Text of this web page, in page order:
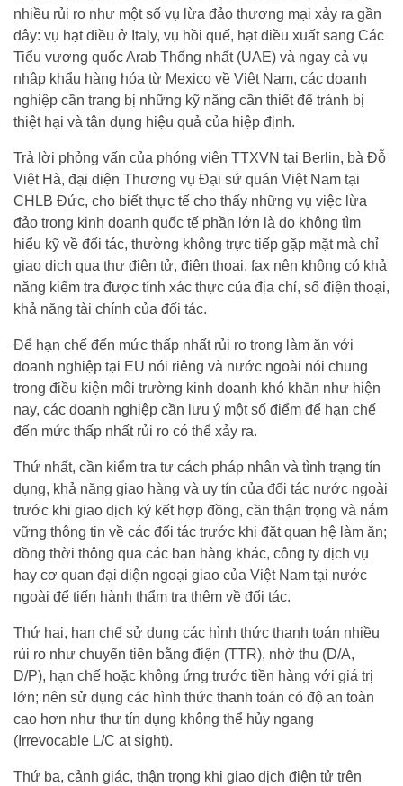
nhiều rủi ro như một số vụ lừa đảo thương mại xảy ra gần
đây: vụ hạt điều ở Italy, vụ hồi quế, hạt điều xuất sang Các
Tiểu vương quốc Arab Thống nhất (UAE) và ngay cả vụ
nhập khẩu hàng hóa từ Mexico về Việt Nam, các doanh
nghiệp cần trang bị những kỹ năng cần thiết để tránh bị
thiệt hại và tận dụng hiệu quả của hiệp định.
Trả lời phỏng vấn của phóng viên TTXVN tại Berlin, bà Đỗ
Việt Hà, đại diện Thương vụ Đại sứ quán Việt Nam tại
CHLB Đức, cho biết thực tế cho thấy những vụ việc lừa
đảo trong kinh doanh quốc tế phần lớn là do không tìm
hiểu kỹ về đối tác, thường không trực tiếp gặp mặt mà chỉ
giao dịch qua thư điện tử, điện thoại, fax nên không có khả
năng kiểm tra được tính xác thực của địa chỉ, số điện thoại,
khả năng tài chính của đối tác.
Để hạn chế đến mức thấp nhất rủi ro trong làm ăn với
doanh nghiệp tại EU nói riêng và nước ngoài nói chung
trong điều kiện môi trường kinh doanh khó khăn như hiện
nay, các doanh nghiệp cần lưu ý một số điểm để hạn chế
đến mức thấp nhất rủi ro có thể xảy ra.
Thứ nhất, cần kiểm tra tư cách pháp nhân và tình trạng tín
dụng, khả năng giao hàng và uy tín của đối tác nước ngoài
trước khi giao dịch ký kết hợp đồng, cần thận trọng và nắm
vững thông tin về các đối tác trước khi đặt quan hệ làm ăn;
đồng thời thông qua các bạn hàng khác, công ty dịch vụ
hay cơ quan đại diện ngoại giao của Việt Nam tại nước
ngoài để tiến hành thẩm tra thêm về đối tác.
Thứ hai, hạn chế sử dụng các hình thức thanh toán nhiều
rủi ro như chuyển tiền bằng điện (TTR), nhờ thu (D/A,
D/P), hạn chế hoặc không ứng trước tiền hàng với giá trị
lớn; nên sử dụng các hình thức thanh toán có độ an toàn
cao hơn như thư tín dụng không thể hủy ngang
(Irrevocable L/C at sight).
Thứ ba, cảnh giác, thận trọng khi giao dịch điện tử trên